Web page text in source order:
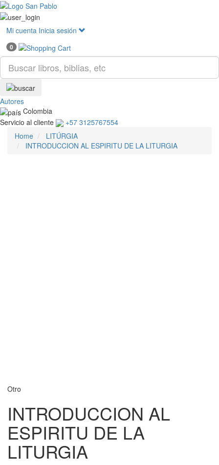
Mi cuenta Inicia sesión
0
Autores
Colombia
Servicio al cliente
+57 3125767554
Home
LITÚRGIA
INTRODUCCION AL ESPIRITU DE LA LITURGIA
Otro
INTRODUCCION AL
ESPIRITU DE LA
LITURGIA